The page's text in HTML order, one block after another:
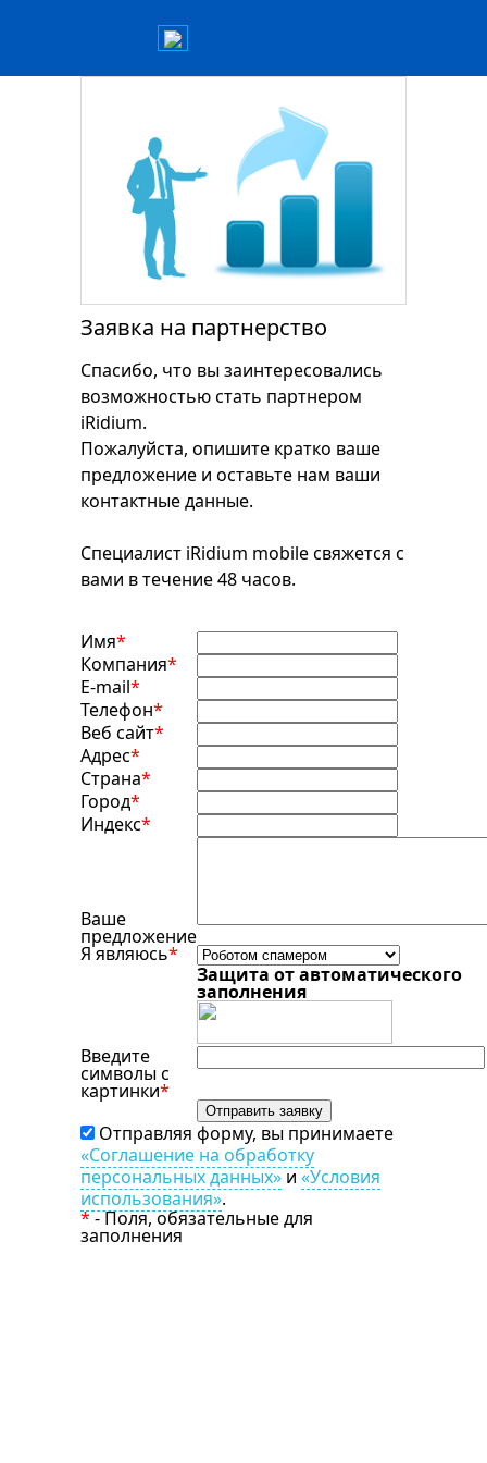
Заявка на партнерство
Спасибо, что вы заинтересовались
возможностью стать партнером
iRidium.
Пожалуйста, опишите кратко ваше
предложение и оставьте нам ваши
контактные данные.
Специалист iRidium mobile свяжется с
вами в течение 48 часов.
Имя*
Компания*
E-mail*
Телефон*
Веб сайт*
Адрес*
Страна*
Город*
Индекс*
Ваше
предложение
Я являюсь*
Защита от автоматического
заполнения
Введите
символы с
картинки*
Отправляя форму, вы принимаете
«Соглашение на обработку
персональных данных» и «Условия
использования».
*- Поля, обязательные для
заполнения